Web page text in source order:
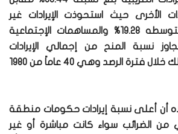
الأخرى حيث استحوذت الإيرادات غير
الضريبية على ما متوسطه 19.28% والمساهمات الإجتماعية
نسبة المنح من إجمالي الإيرادات
الحكومية 0.001% وذلك خلال فترة الرصد وهي 40 عاماً من 1980
أن أعلى نسبة إيرادات حكومات منطقة
من الضرائب سواء كانت مباشرة أو غير